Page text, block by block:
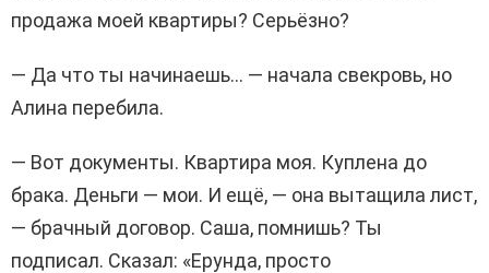
продажа моей квартиры? Серьёзно?
— Да что ты начинаешь… — начала свекровь, но
Алина перебила.
— Вот документы. Квартира моя. Куплена до
брака. Деньги — мои. И ещё, — она вытащила лист,
— брачный договор. Саша, помнишь? Ты
подписал. Сказал: «Ерунда, просто